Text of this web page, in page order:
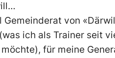
von
ich als Trainer seit
für meine